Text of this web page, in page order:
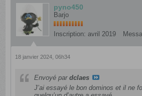
pyno450
Barjo
Inscription: avril 2019
18 janvier 2024, 06h34
Envoyé pardclaes
J’ai essayé le bon dominos et il ne